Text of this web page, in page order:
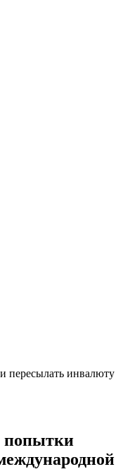
пересылать инвалюту
попытки